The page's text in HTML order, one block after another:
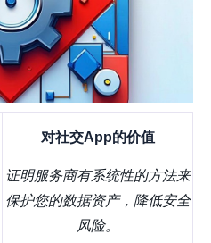
对社交App的价值
证明服务商有系统性的方法来
保护您的数据资产，降低安全
风险。